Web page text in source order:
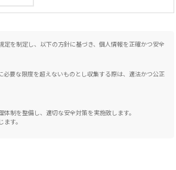
を制定し、以下の方針に基づき、個人情報を正確かつ安全
要な限度を超えないものとし収集する際は、適法かつ公正
制を整備し、適切な安全対策を実施致します。
す。